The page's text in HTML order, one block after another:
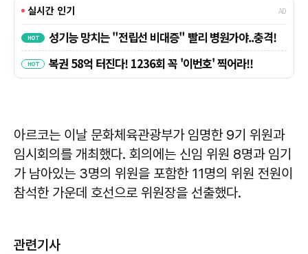
아르코는 이날 문화체육관광부가 임명한 9기 위원과
임시회의를 개최했다. 회의에는 신임 위원 8명과 임기
가 남아있는 3명의 위원을 포함한 11명의 위원 전원이
참석한 가운데 호선으로 위원장을 선출했다.
관련기사